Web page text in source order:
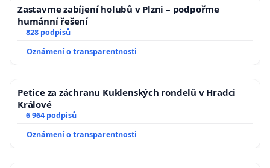
Zastavme zabíjení holubů v Plzni – podpořme
humánní řešení
828 podpisů
Oznámení o transparentnosti
Petice za záchranu Kuklenských rondelů v Hradci
Králové
6 964 podpisů
Oznámení o transparentnosti